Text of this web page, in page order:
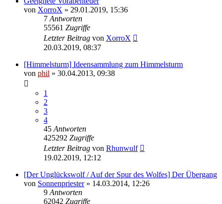
von XorroX » 29.01.2019, 15:36
7 Antworten
55561 Zugriffe
Letzter Beitrag von XorroX
20.03.2019, 08:37
[Himmelsturm] Ideensammlung zum Himmelsturm
von phil » 30.04.2013, 09:38
1
2
3
4
45 Antworten
425292 Zugriffe
Letzter Beitrag von Rhunwulf
19.02.2019, 12:12
[Der Unglückswolf / Auf der Spur des Wolfes] Der Übergang
von Sonnenpriester» 14.03.2014, 12:26
9 Antworten
62042 Zugriffe